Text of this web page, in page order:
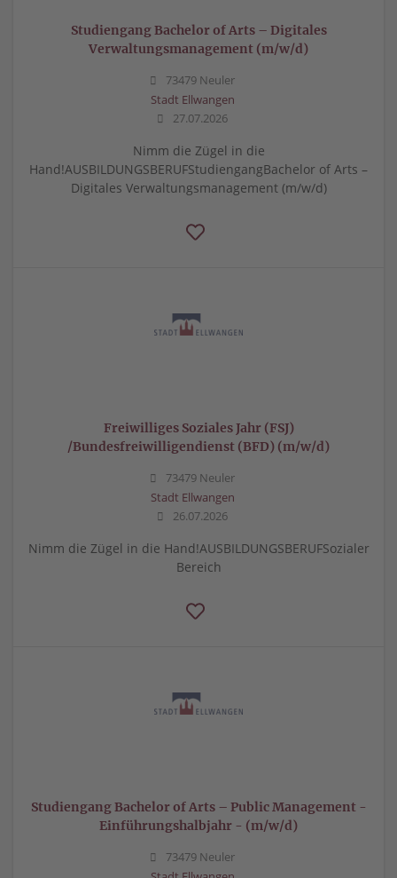
Studiengang Bachelor of Arts – Digitales
Verwaltungsmanagement (m/w/d)
73479 Neuler
Stadt Ellwangen
27.07.2026
Nimm die Zügel in die
Hand!AUSBILDUNGSBERUFStudiengangBachelor of Arts –
Digitales Verwaltungsmanagement (m/w/d)
Freiwilliges Soziales Jahr (FSJ)
/Bundesfreiwilligendienst (BFD) (m/w/d)
73479 Neuler
Stadt Ellwangen
26.07.2026
Nimm die Zügel in die Hand!AUSBILDUNGSBERUFSozialer
Bereich
Studiengang Bachelor of Arts – Public Management -
Einführungshalbjahr - (m/w/d)
73479 Neuler